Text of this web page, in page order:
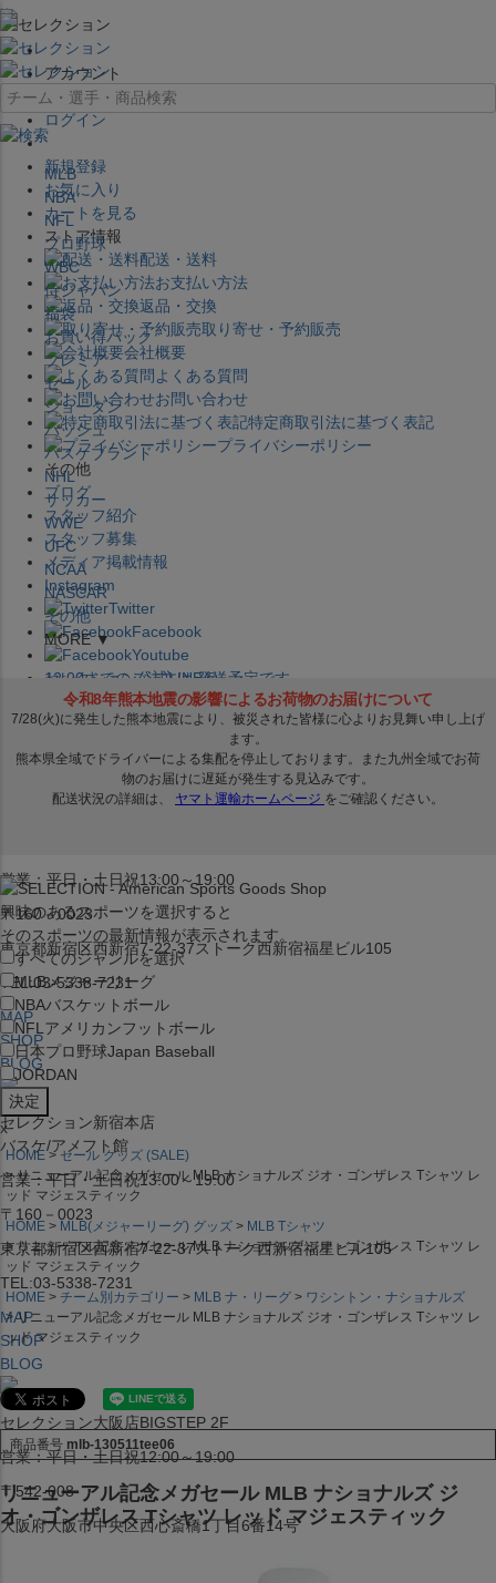
×
アカウント
ログイン
新規登録
お気に入り
カートを見る
ストア情報
配送・送料
お支払い方法
返品・交換
取り寄せ・予約販売
会社概要
よくある質問
お問い合わせ
特定商取引法に基づく表記
プライバシーポリシー
その他
ブログ
スタッフ紹介
スタッフ募集
メディア掲載情報
Instagram
Twitter
Facebook
Youtube
セレクション公式LINE@
営業：平日・土日祝13:00～19:00
〒160－0023
東京都新宿区西新宿7-22-37ストーク西新宿福星ビル105
TEL:03-5338-7231
MAP
SHOP
BLOG
セレクション新宿本店
バスケ/アメフト館
営業：平日・土日祝13:00～19:00
〒160－0023
東京都新宿区西新宿7-22-37ストーク西新宿福星ビル105
TEL:03-5338-7231
MAP
SHOP
BLOG
セレクション大阪店BIGSTEP 2F
営業：平日・土日祝12:00～19:00
〒542-008
大阪府大阪市中央区西心斎橋1丁目6番14号
MLB
NBA
NFL
プロ野球
WBC
侍ジャパン
福袋
お買い得パック
プレミア
セール
ジョーダン
バッシュ
バスケブランド
NHL
サッカー
WWE
UFC
NCAA
NASCAR
その他
MORE ▼
12:00までのご注文は発送予定です。
在庫品は 1-3営業日内で発送!! ※お取寄せ商品は対象外
興味のあるスポーツを選択すると
そのスポーツの最新情報が表示されます。
すべてのジャンルを選択
MLBメジャーリーグ
NBAバスケットボール
NFL アメリカンフットボール
日本プロ野球Japan Baseball
JORDAN
x
HOME
セール グッズ (SALE)
リニューアル記念メガセール MLB ナショナルズ ジオ・ゴンザレス Tシャツ レ
ッド マジェスティック
HOME
MLB(メジャーリーグ) グッズ
MLB Tシャツ
リニューアル記念メガセール MLB ナショナルズ ジオ・ゴンザレス Tシャツ レ
ッド マジェスティック
HOME
チーム別カテゴリー MLB ナ・リーグ
ワシントン・ナショナルズ
リニューアル記念メガセール MLB ナショナルズ ジオ・ゴンザレス Tシャツ レ
ッド マジェスティック
商品番号 mlb-130511tee06
リニューアル記念メガセール MLB ナショナルズ ジ
オ・ゴンザレス Tシャツ レッド マジェスティック